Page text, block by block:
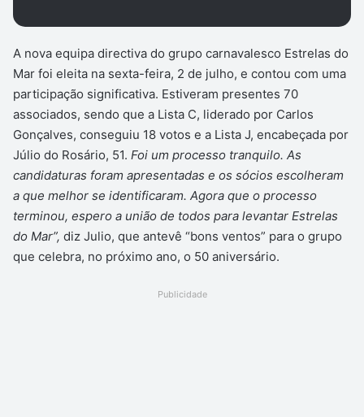
A nova equipa directiva do grupo carnavalesco Estrelas do
Mar foi eleita na sexta-feira, 2 de julho, e contou com uma
participação significativa. Estiveram presentes 70
associados, sendo que a Lista C, liderado por Carlos
Gonçalves, conseguiu 18 votos e a Lista J, encabeçada por
Júlio do Rosário, 51. Foi um processo tranquilo. As
candidaturas foram apresentadas e os sócios escolheram
a que melhor se identificaram. Agora que o processo
terminou, espero a união de todos para levantar Estrelas
do Mar”, diz Julio, que antevê “bons ventos” para o grupo
que celebra, no próximo ano, o 50 aniversário.
Publicidade